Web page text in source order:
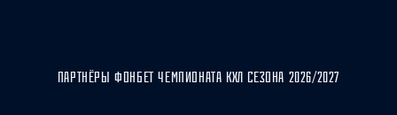
ПАРТНЁРЫ ФОНБЕТ ЧЕМПИОНАТА КХЛ СЕЗОНА 2026/2027